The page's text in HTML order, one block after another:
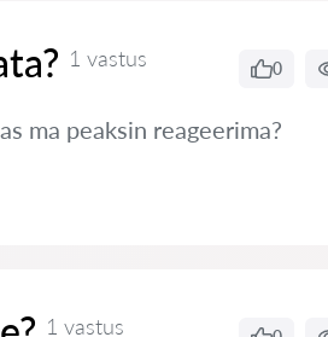
1 vastus 0
ma peaksin reageerima?
1 vastus